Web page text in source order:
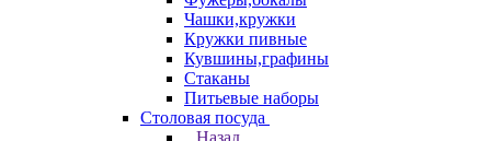
Чашки,кружки
Кружки пивные
Кувшины,графины
Стаканы
Питьевые наборы
Столовая посуда
Назад